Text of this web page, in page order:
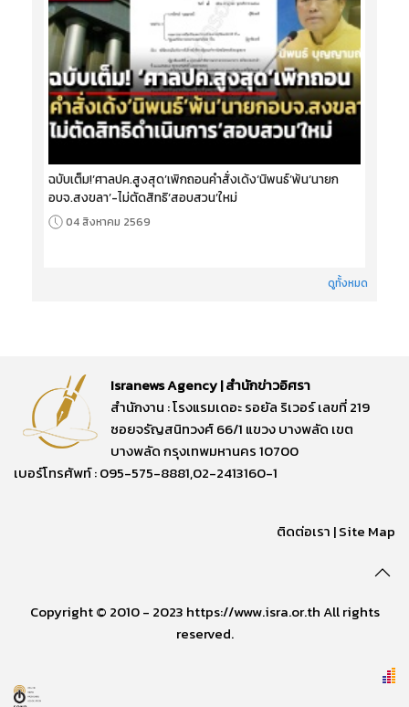
ฉบับเต็ม!‘ศาลปค.สูงสุด’เพิกถอนคำสั่งเด้ง‘นิพนธ์’พ้น‘นายก
อบจ.สงขลา’-ไม่ตัดสิทธิ‘สอบสวน’ใหม่
04 สิงหาคม 2569
ดูทั้งหมด
Isranews Agency | สำนักข่าวอิศรา
สำนักงาน : โรงแรมเดอะ รอยัล ริเวอร์ เลขที่ 219
ซอยจรัญสนิทวงศ์ 66/1 แขวง บางพลัด เขต
บางพลัด กรุงเทพมหานคร 10700
เบอร์โทรศัพท์ : 095-575-8881,02-2413160-1
ติดต่อเรา |Site Map
Copyright © 2010 - 2023 https://www.isra.or.th All rights
reserved.